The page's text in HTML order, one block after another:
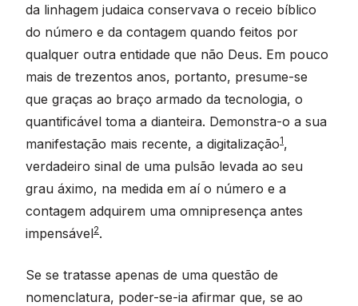
da linhagem judaica conservava o receio bíblico
do número e da contagem quando feitos por
qualquer outra entidade que não Deus. Em pouco
mais de trezentos anos, portanto, presume-se
que graças ao braço armado da tecnologia, o
quantificável toma a dianteira. Demonstra-o a sua
manifestação mais recente, a digitalização1,
verdadeiro sinal de uma pulsão levada ao seu
grau áximo, na medida em aí o número e a
contagem adquirem uma omnipresença antes
impensável2.
Se se tratasse apenas de uma questão de
nomenclatura, poder-se-ia afirmar que, se ao